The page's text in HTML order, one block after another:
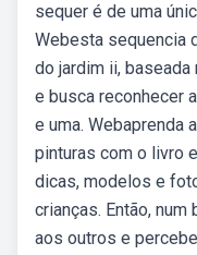
sequer é de uma
Webesta sequencia
do jardim ii,
e busca reconhecer
e uma. Webaprenda
pinturas com o livro
dicas, modelos e
crianças. Então,
aos outros e